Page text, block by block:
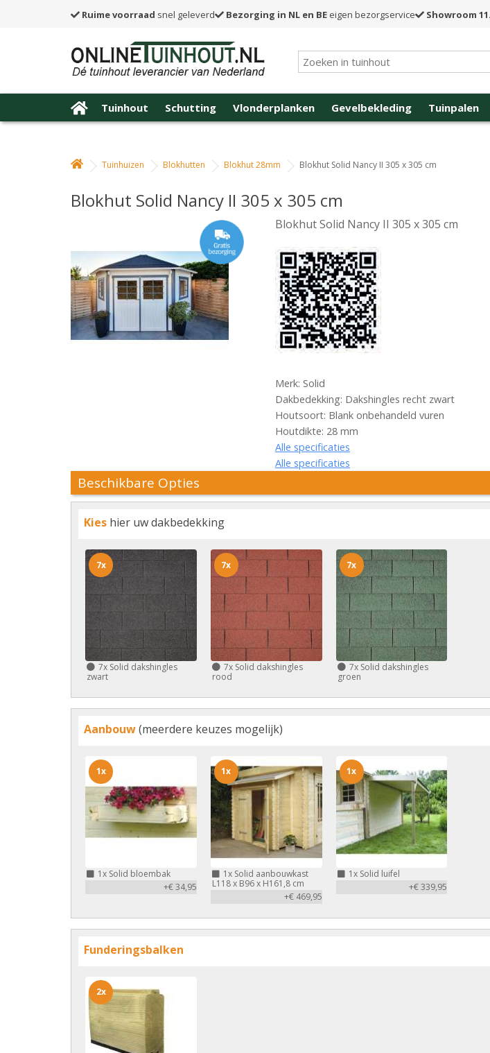
Ruime voorraad snel geleverd Bezorging in NL en BE eigen bezorgservice Showroom
Tuinhout Schutting Vlonderplanken Gevelbekleding Tuinpalen
Tuinhuizen Blokhutten Blokhut 28mm Blokhut Solid Nancy II 305 x 305 cm
Blokhut Solid Nancy II 305 x 305 cm
Blokhut Solid Nancy II 305 x 305 cm
Merk: Solid
Dakbedekking: Dakshingles recht zwart
Houtsoort: Blank onbehandeld vuren
Houtdikte: 28 mm
Alle specificaties
Alle specificaties
Beschikbare Opties
Kies hier uw dakbedekking
7x Solid dakshingles
zwart
7x
7xSolid dakshingles
rood
7x
7xSolid dakshingles
groen
7x
Aanbouw(meerdere keuzes mogelijk)
1x Solid bloembak
+€ 34,95
1x
1xSolid aanbouwkast
L118 x B96 x H161,8 cm
+€ 469,95
1x
1xSolid luifel
+€ 339,95
1x
Funderingsbalken
2x